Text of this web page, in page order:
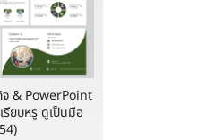
& PowerPoint
ยบหรู ดูเป็นมือ